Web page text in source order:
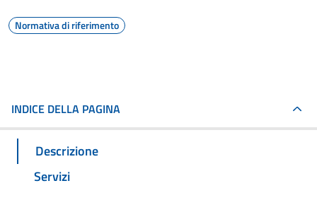
Normativa di riferimento
INDICE DELLA PAGINA
Descrizione
Servizi